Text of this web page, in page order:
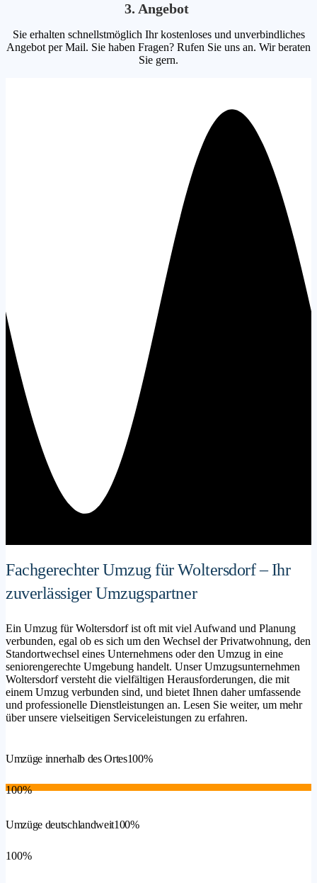
3. Angebot
Sie erhalten schnellstmöglich Ihr kostenloses und unverbindliches
Angebot per Mail. Sie haben Fragen? Rufen Sie uns an. Wir beraten
Sie gern.
Fachgerechter Umzug für Woltersdorf – Ihr
zuverlässiger Umzugspartner
Ein Umzug für Woltersdorf ist oft mit viel Aufwand und Planung
verbunden, egal ob es sich um den Wechsel der Privatwohnung, den
Standortwechsel eines Unternehmens oder den Umzug in eine
seniorengerechte Umgebung handelt. Unser Umzugsunternehmen
Woltersdorf versteht die vielfältigen Herausforderungen, die mit
einem Umzug verbunden sind, und bietet Ihnen daher umfassende
und professionelle Dienstleistungen an. Lesen Sie weiter, um mehr
über unsere vielseitigen Serviceleistungen zu erfahren.
Umzüge innerhalb des Ortes100%
100%
Umzüge deutschlandweit100%
100%